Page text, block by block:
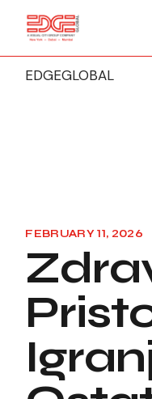
EDGEGLOBAL
FEBRUARY 11, 2026